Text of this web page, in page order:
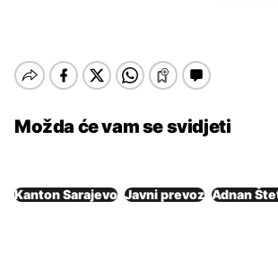
Možda će vam se svidjeti
Kanton Sarajevo Javni prevoz Adnan